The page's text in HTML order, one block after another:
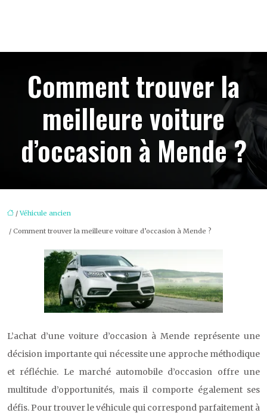
Comment trouver la
meilleure voiture
d’occasion à Mende ?
/Véhicule ancien
/ Comment trouver la meilleure voiture d’occasion à Mende ?
L’achat d’une voiture d’occasion à Mende représente une
décision importante qui nécessite une approche méthodique
et réfléchie. Le marché automobile d’occasion offre une
multitude d’opportunités, mais il comporte également ses
défis. Pour trouver le véhicule qui correspond parfaitement à